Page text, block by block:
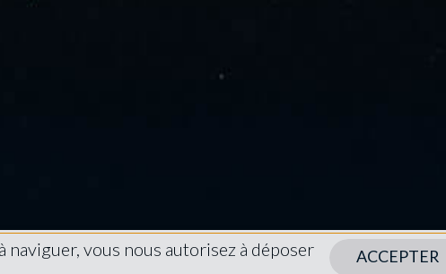
vous nous autorisez à déposer
ACCEPTER